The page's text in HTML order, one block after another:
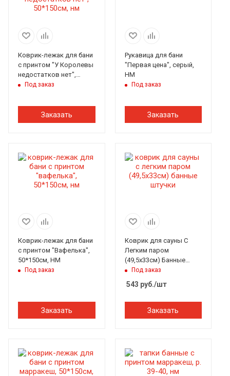
Коврик-лежак для бани
с принтом "У Королевы
недостатков нет",
50*150см, НМ
Под заказ
Заказать
Рукавица для бани
"Первая цена", серый,
НМ
Под заказ
Заказать
Коврик-лежак для бани
с принтом "Вафелька",
50*150см, НМ
Под заказ
Заказать
Коврик для сауны С
Легким паром
(49,5х33см) Банные
штучки
Под заказ
543 руб./шт
Заказать